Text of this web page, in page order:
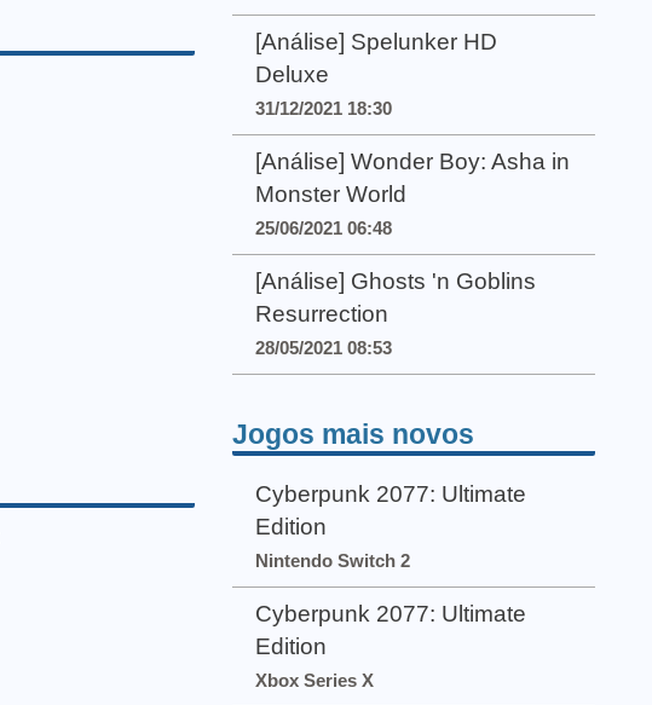
[Análise] Spelunker HD
Deluxe
31/12/2021 18:30
[Análise] Wonder Boy: Asha in
Monster World
25/06/2021 06:48
[Análise] Ghosts 'n Goblins
Resurrection
28/05/2021 08:53
Jogos mais novos
Cyberpunk 2077: Ultimate
Edition
Nintendo Switch 2
Cyberpunk 2077: Ultimate
Edition
Xbox Series X